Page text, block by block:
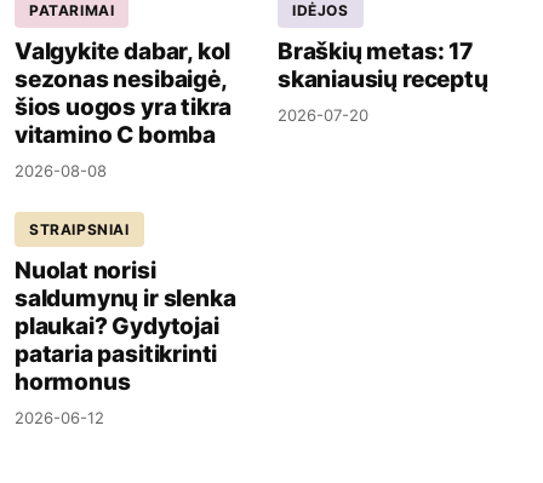
PATARIMAI
Valgykite dabar, kol
sezonas nesibaigė,
šios uogos yra tikra
vitamino C bomba
2026-08-08
IDĖJOS
Braškių metas: 17
skaniausių receptų
2026-07-20
STRAIPSNIAI
Nuolat norisi
saldumynų ir slenka
plaukai? Gydytojai
pataria pasitikrinti
hormonus
2026-06-12